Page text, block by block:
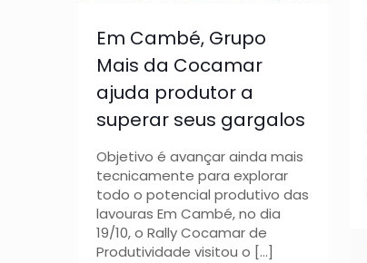
Em Cambé, Grupo
Mais da Cocamar
ajuda produtor a
superar seus gargalos
Objetivo é avançar ainda mais
tecnicamente para explorar
todo o potencial produtivo das
lavouras Em Cambé, no dia
19/10, o Rally Cocamar de
Produtividade visitou o […]